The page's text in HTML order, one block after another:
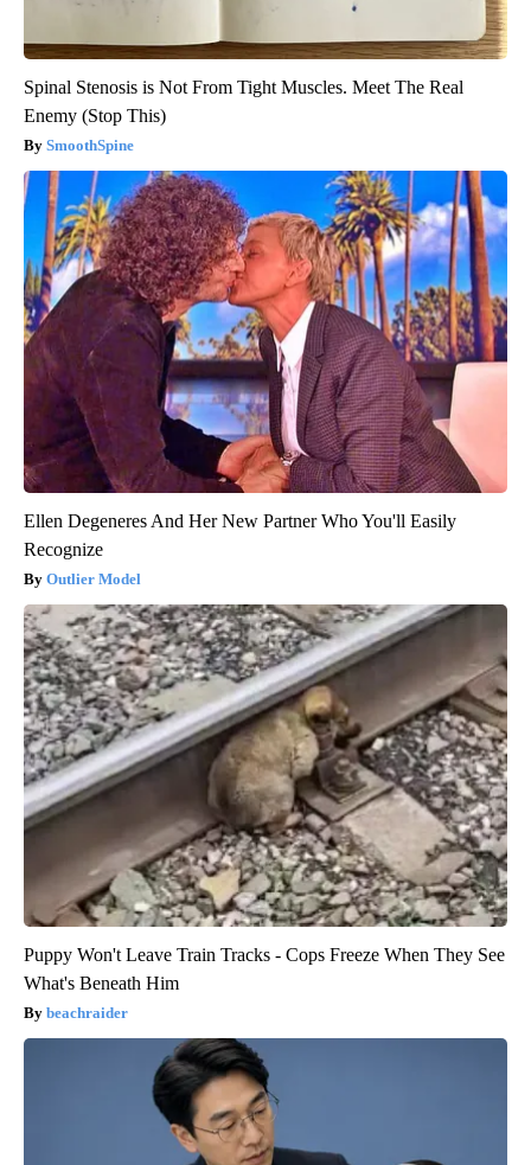
Spinal Stenosis is Not From Tight Muscles. Meet The Real
Enemy (Stop This)
SmoothSpine
Ellen Degeneres And Her New Partner Who You'll Easily
Recognize
Outlier Model
Puppy Won't Leave Train Tracks - Cops Freeze When They See
What's Beneath Him
beachraider